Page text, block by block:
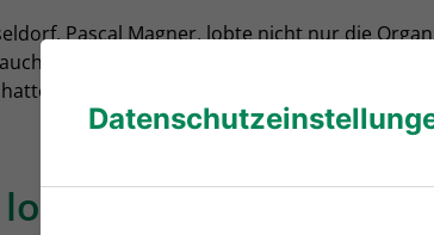
Pascal Magner, lobte nicht nur die
die Abwehrleistung seiner Mannschaft
Er sprach der Leistung seiner Mannschaft
faires Auftreten